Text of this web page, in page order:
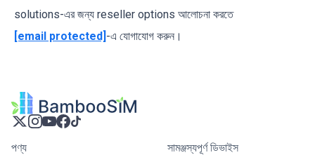
solutions-এর জন্য reseller options আলোচনা করতে
[email protected] -এ যোগাযোগ করুন।
পণ্য সামঞ্জস্যপূর্ণ ডিভাইস